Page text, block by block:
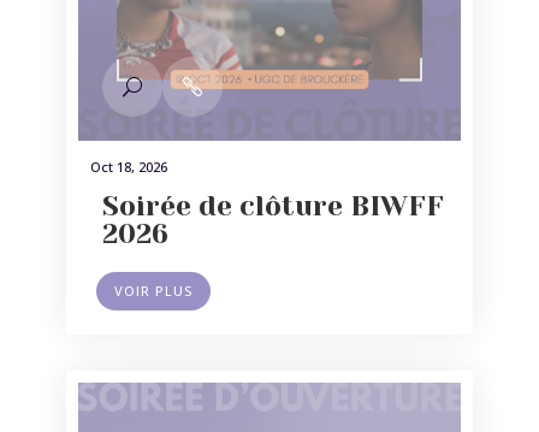
Oct 18, 2026
Soirée de clôture BIWFF
2026
VOIR PLUS